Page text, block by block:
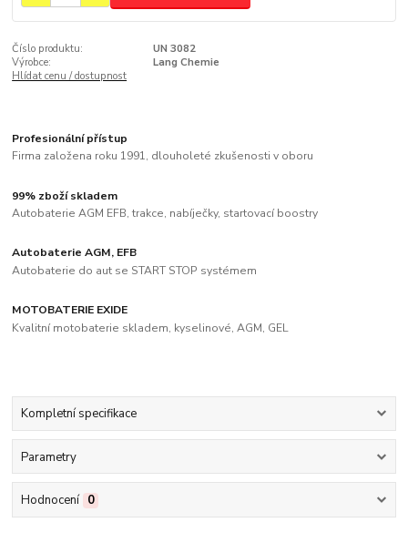
Číslo produktu:
UN 3082
Výrobce:
Lang Chemie
Hlídat cenu / dostupnost
Profesionální přístup
Firma založena roku 1991, dlouholeté zkušenosti v oboru
99% zboží skladem
Autobaterie AGM EFB, trakce, nabíječky, startovací boostry
Autobaterie AGM, EFB
Autobaterie do aut se START STOP systémem
MOTOBATERIE EXIDE
Kvalitní motobaterie skladem, kyselinové, AGM, GEL
Kompletní specifikace
Parametry
Hodnocení 0